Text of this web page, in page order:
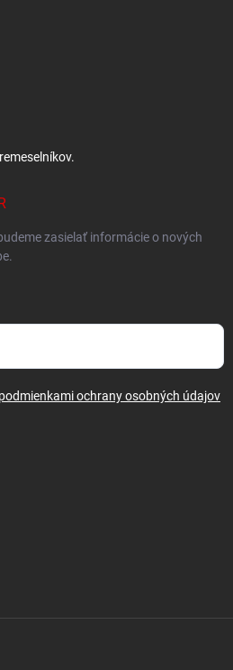
zasielať informácie o nových
podmienkami ochrany osobných údajov